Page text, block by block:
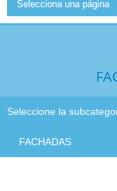
Selecciona una página
PRODUCTOS
DESCARGAS
Seleccione la
FACHADAS